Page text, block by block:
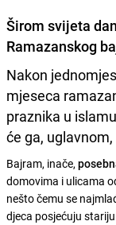
Širom svijeta
Ramazanskog
Nakon
mjeseca
praznika u
će ga, uglavnom,
Bajram, inače,
domovima i ulicama
nešto čemu se
djeca posjećuju